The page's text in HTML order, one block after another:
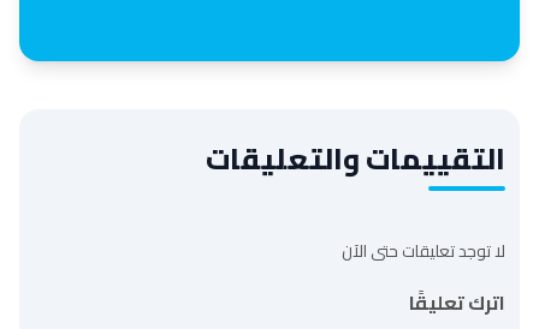
التقييمات والتعليقات
لا توجد تعليقات حتى الآن
اترك تعليقًا